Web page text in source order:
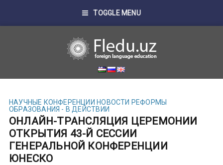
TOGGLE MENU
НАУЧНЫЕ КОНФЕРЕНЦИИ НОВОСТИ РЕФОРМЫ
ОБРАЗОВАНИЯ - В ДЕЙСТВИИ
ОНЛАЙН-ТРАНСЛЯЦИЯ ЦЕРЕМОНИИ
ОТКРЫТИЯ 43-Й СЕССИИ
ГЕНЕРАЛЬНОЙ КОНФЕРЕНЦИИ
ЮНЕСКО